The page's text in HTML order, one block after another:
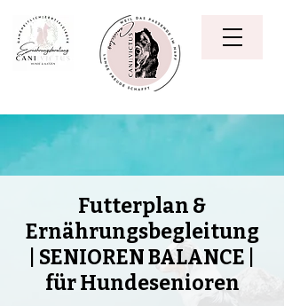
Futterplan &
Ernährungsbegleitung
| SENIOREN BALANCE |
für Hundesenioren